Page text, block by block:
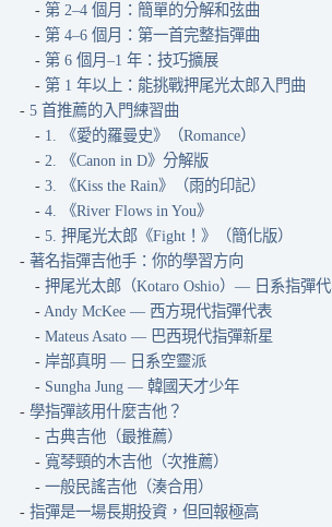
第 2–4 個月：簡單的分解和弦曲
第 4–6 個月：第一首完整指彈曲
第 6 個月–1 年：技巧擴展
第 1 年以上：能挑戰押尾光太郎入門曲
5 首推薦的入門練習曲
1. 《愛的羅曼史》（Romance）
2. 《Canon in D》分解版
3. 《Kiss the Rain》（雨的印記）
4. 《River Flows in You》
5. 押尾光太郎《Fight！》（簡化版）
著名指彈吉他手：你的學習方向
押尾光太郎（Kotaro Oshio）— 日系指彈
Andy McKee — 西方現代指彈代表
Mateus Asato — 巴西現代指彈新星
岸部真明 — 日系空靈派
Sungha Jung — 韓國天才少年
學指彈該用什麼吉他？
古典吉他（最推薦）
寬琴頸的木吉他（次推薦）
一般民謠吉他（湊合用）
指彈是一場長期投資，但回報極高